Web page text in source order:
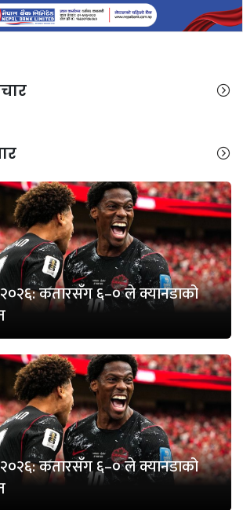
कतारसँग ६–० ले क्यानडाको
कतारसँग ६–० ले क्यानडाको